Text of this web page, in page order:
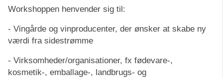
Workshoppen henvender sig til:
- Vingårde og vinproducenter, der ønsker at skabe ny
værdi fra sidestrømme
- Virksomheder/organisationer, fx fødevare-,
kosmetik-, emballage-, landbrugs- og